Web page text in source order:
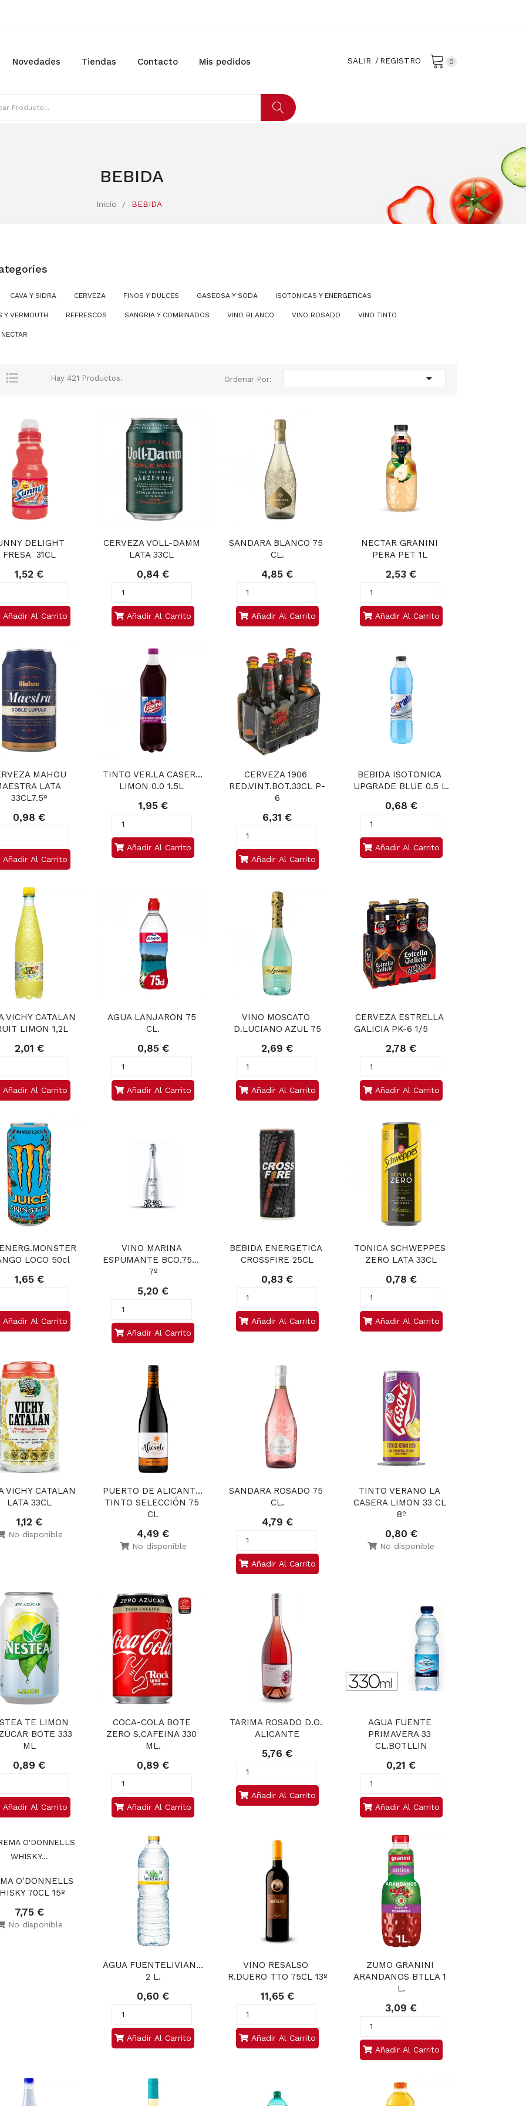
Novedades Tiendas Contacto Mis pedidos 0
SALIR REGISTRO
BEBIDA
Inicio BEBIDA
CAVA Y SIDRA CERVEZA FINOS Y DULCES GASEOSA Y SODA ISOTONICAS Y ENERGETICAS
Y VERMOUTH REFRESCOS SANGRIA Y COMBINADOS VINO BLANCO VINO ROSADO VINO TINTO
Hay 421 Productos. Ordenar Por: 
DELIGHT
FRESA  31CL
1,52 €
Añadir Al Carrito
CERVEZA VOLL-DAMM
LATA 33CL
0,84 €
Añadir Al Carrito
SANDARA BLANCO 75
CL.
4,85 €
Añadir Al Carrito
NECTAR GRANINI
PERA PET 1L
2,53 €
Añadir Al Carrito
MAHOU
LATA
33CL7.5º
0,98 €
Añadir Al Carrito
TINTO VER.LA CASERA
LIMON 0.0 1.5L
1,95 €
Añadir Al Carrito
CERVEZA 1906
RED.VINT.BOT.33CL P-
6
6,31 €
Añadir Al Carrito
BEBIDA ISOTONICA
UPGRADE BLUE 0.5 L.
0,68 €
Añadir Al Carrito
VICHY CATALAN
LIMON 1,2L
2,01 €
Añadir Al Carrito
AGUA LANJARON 75
CL.
0,85 €
Añadir Al Carrito
VINO MOSCATO
D.LUCIANO AZUL 75
2,69 €
Añadir Al Carrito
CERVEZA ESTRELLA
GALICIA PK-6 1/5
2,78 €
Añadir Al Carrito
LOCO 50cl
1,65 €
Añadir Al Carrito
VINO MARINA
ESPUMANTE BCO.75CL
7º
5,20 €
Añadir Al Carrito
BEBIDA ENERGETICA
CROSSFIRE 25CL
0,83 €
Añadir Al Carrito
TONICA SCHWEPPES
ZERO LATA 33CL
0,78 €
Añadir Al Carrito
VICHY CATALAN
LATA 33CL
1,12 €
No disponible
PUERTO DE ALICANTE
TINTO SELECCIÓN 75
CL
4,49 €
No disponible
SANDARA ROSADO 75
CL.
4,79 €
Añadir Al Carrito
TINTO VERANO LA
CASERA LIMON 33 CL
8º
0,80 €
No disponible
TE LIMON
BOTE 333
ML
0,89 €
Añadir Al Carrito
COCA-COLA BOTE
ZERO S.CAFEINA 330
ML.
0,89 €
Añadir Al Carrito
TARIMA ROSADO D.O.
ALICANTE
5,76 €
Añadir Al Carrito
AGUA FUENTE
PRIMAVERA 33
CL.BOTLLIN
0,21 €
Añadir Al Carrito
O'DONNELLS
70CL 15º
7,75 €
No disponible
AGUA FUENTELIVIANA
2 L.
0,60 €
Añadir Al Carrito
VINO RESALSO
R.DUERO TTO 75CL 13º
11,65 €
Añadir Al Carrito
ZUMO GRANINI
ARANDANOS BTLLA 1
L.
3,09 €
Añadir Al Carrito